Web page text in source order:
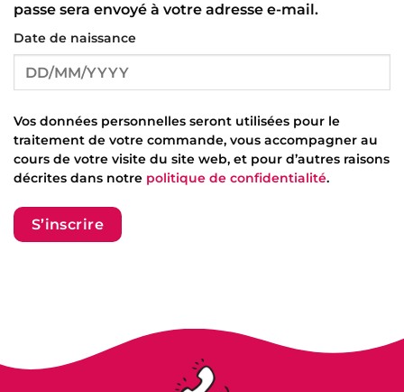
passe sera envoyé à votre adresse e-mail.
Date de naissance
Vos données personnelles seront utilisées pour le
traitement de votre commande, vous accompagner au
cours de votre visite du site web, et pour d’autres raisons
décrites dans notre politique de confidentialité.
S’inscrire